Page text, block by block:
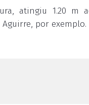
atingiu 1.20 m
por exemplo.